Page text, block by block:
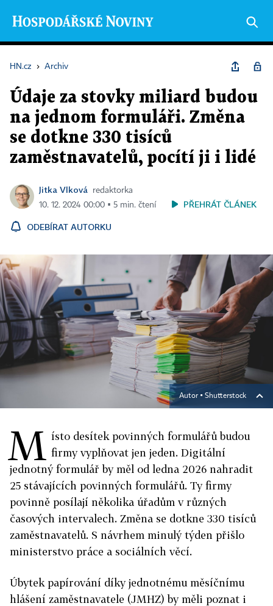
HN.cz › Archiv
Údaje za stovky miliard budou
na jednom formuláři. Změna
se dotkne 330 tisíců
zaměstnavatelů, pocítí ji i lidé
Jitka Vlková
redaktorka
10. 12. 2024 00:00 ▪ 5 min. čtení
PŘEHRÁT ČLÁNEK
ODEBÍRAT AUTORKU
Autor ▪ Shutterstock
M ísto desítek povinných formulářů budou
firmy vyplňovat jen jeden. Digitální
jednotný formulář by měl od ledna 2026 nahradit
25 stávajících povinných formulářů. Ty firmy
povinně posílají několika úřadům v různých
časových intervalech. Změna se dotkne 330 tisíců
zaměstnavatelů. S návrhem minulý týden přišlo
ministerstvo práce a sociálních věcí.
Úbytek papírování díky jednotnému měsíčnímu
hlášení zaměstnavatele (JMHZ) by měli poznat i